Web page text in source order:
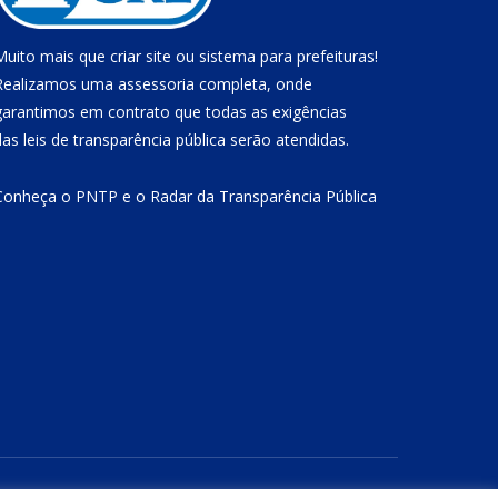
mais que criar site ou sistema para prefeituras!
uma assessoria completa, onde
em contrato que todas as exigências
leis de transparência pública serão atendidas.
o PNTP e o Radar da Transparência Pública